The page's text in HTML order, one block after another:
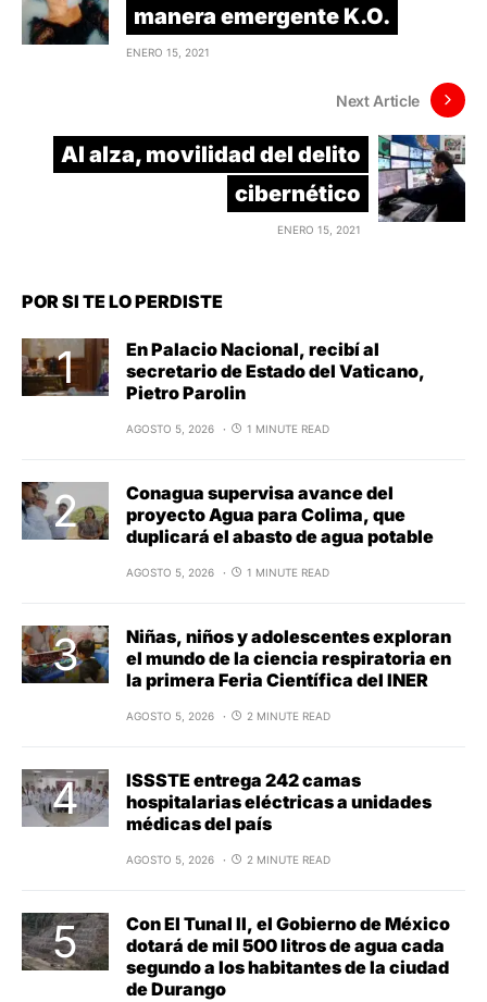
manera emergente K.O.
ENERO 15, 2021
Next Article
Al alza, movilidad del delito
cibernético
ENERO 15, 2021
POR SI TE LO PERDISTE
En Palacio Nacional, recibí al
secretario de Estado del Vaticano,
Pietro Parolin
AGOSTO 5, 2026 1 MINUTE READ
Conagua supervisa avance del
proyecto Agua para Colima, que
duplicará el abasto de agua potable
AGOSTO 5, 2026 1 MINUTE READ
Niñas, niños y adolescentes exploran
el mundo de la ciencia respiratoria en
la primera Feria Científica del INER
AGOSTO 5, 2026 2 MINUTE READ
ISSSTE entrega 242 camas
hospitalarias eléctricas a unidades
médicas del país
AGOSTO 5, 2026 2 MINUTE READ
Con El Tunal II, el Gobierno de México
dotará de mil 500 litros de agua cada
segundo a los habitantes de la ciudad
de Durango